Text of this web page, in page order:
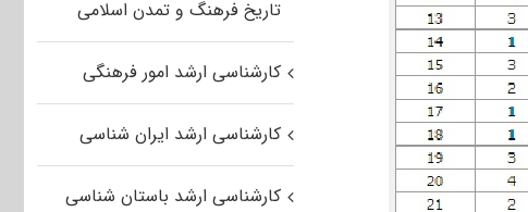
تاریخ فرهنگ و تمدن اسلامی
کارشناسی ارشد امور فرهنگی
کارشناسی ارشد ایران شناسی
کارشناسی ارشد باستان شناسی